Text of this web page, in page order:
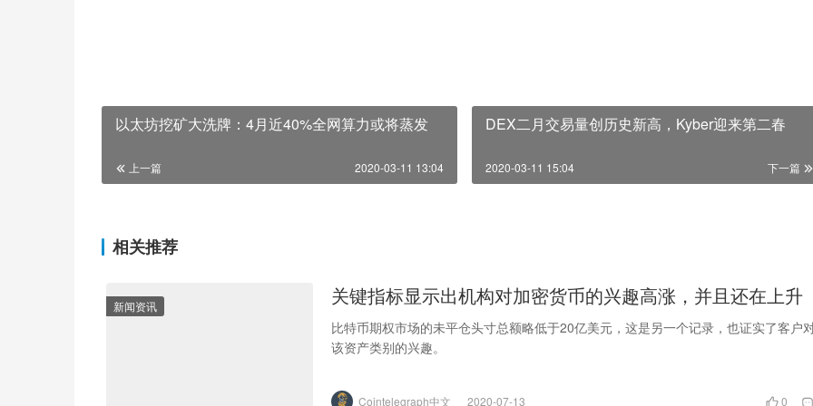
以太坊挖矿大洗牌：4月近40%全网算力或将蒸发
上一篇 2020-03-11 13:04
DEX二月交易量创历史新高，Kyber迎来第二春
下一篇
2020-03-11 15:04
相关推荐
新闻资讯 关键指标显示出机构对加密货币的兴趣高涨，并且还在上升
比特币期权市场的未平仓头寸总额略低于20亿美元，这是另一个记录，也证实了客户
该资产类别的兴趣。
Cointelegraph中文 2020-07-13 0